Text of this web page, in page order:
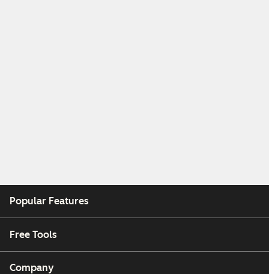
Popular Features
Free Tools
Company